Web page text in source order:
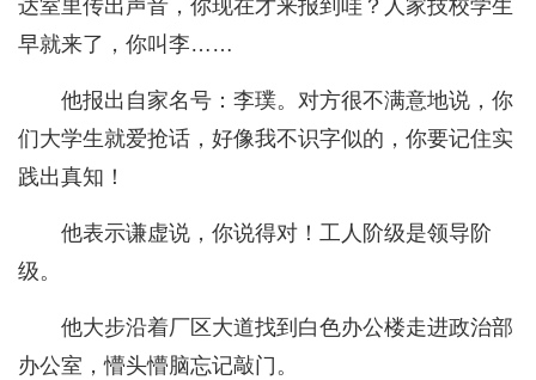
达室里传出声音，你现在才来报到哇？人家技校学生
早就来了，你叫李……
他报出自家名号：李璞。对方很不满意地说，你
们大学生就爱抢话，好像我不识字似的，你要记住实
践出真知！
他表示谦虚说，你说得对！工人阶级是领导阶
级。
他大步沿着厂区大道找到白色办公楼走进政治部
办公室，懵头懵脑忘记敲门。